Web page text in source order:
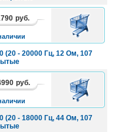
(20 - 20000 Гц, 12 Ом, 107
руб.
В
КОРЗИНУ
(20 - 18000 Гц, 44 Ом, 107
руб.
В
КОРЗИНУ